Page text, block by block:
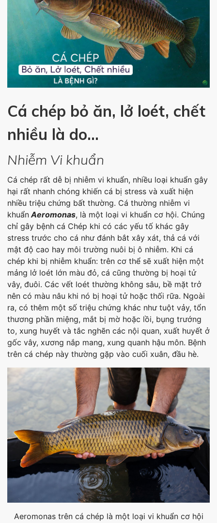
Cá chép bỏ ăn, lở loét, chết
nhiều là do…
Nhiễm Vi khuẩn
Cá chép rất dễ bị nhiễm vi khuẩn, nhiều loại khuẩn gây
hại rất nhanh chóng khiến cá bị stress và xuất hiện
nhiều triệu chứng bất thường. Cá thường nhiễm vi
khuẩnAeromonas, là một loại vi khuẩn cơ hội. Chúng
chỉ gây bệnh cá Chép khi có các yếu tố khác gây
stress trước cho cá như đánh bắt xây xát, thả cá với
mật độ cao hay môi trường nuôi bị ô nhiễm. Khi cá
chép khi bị nhiễm khuẩn: trên cơ thể sẽ xuất hiện một
mảng lở loét lớn màu đỏ, cá cũng thường bị hoại tử
vây, đuôi. Các vết loét thường không sâu, bề mặt trở
nên có màu nâu khi nó bị hoại tử hoặc thối rữa. Ngoài
ra, có thêm một số triệu chứng khác như tuột vảy, tổn
thương phần miệng, mắt bị mờ hoặc lồi, bụng trướng
to, xung huyết và tắc nghẽn các nội quan, xuất huyết ở
gốc vây, xương nắp mang, xung quanh hậu môn. Bệnh
trên cá chép này thường gặp vào cuối xuân, đầu hè.
Aeromonas trên cá chép là một loại vi khuẩn cơ hội